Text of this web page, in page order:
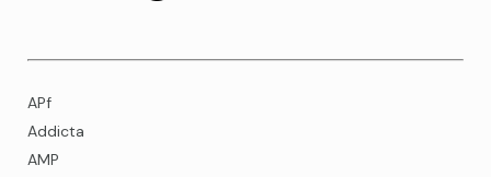
APf
Addicta
AMP